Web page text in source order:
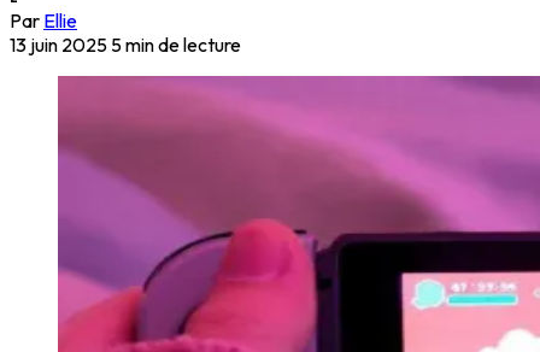
Par Ellie
13 juin 2025 5 min de lecture